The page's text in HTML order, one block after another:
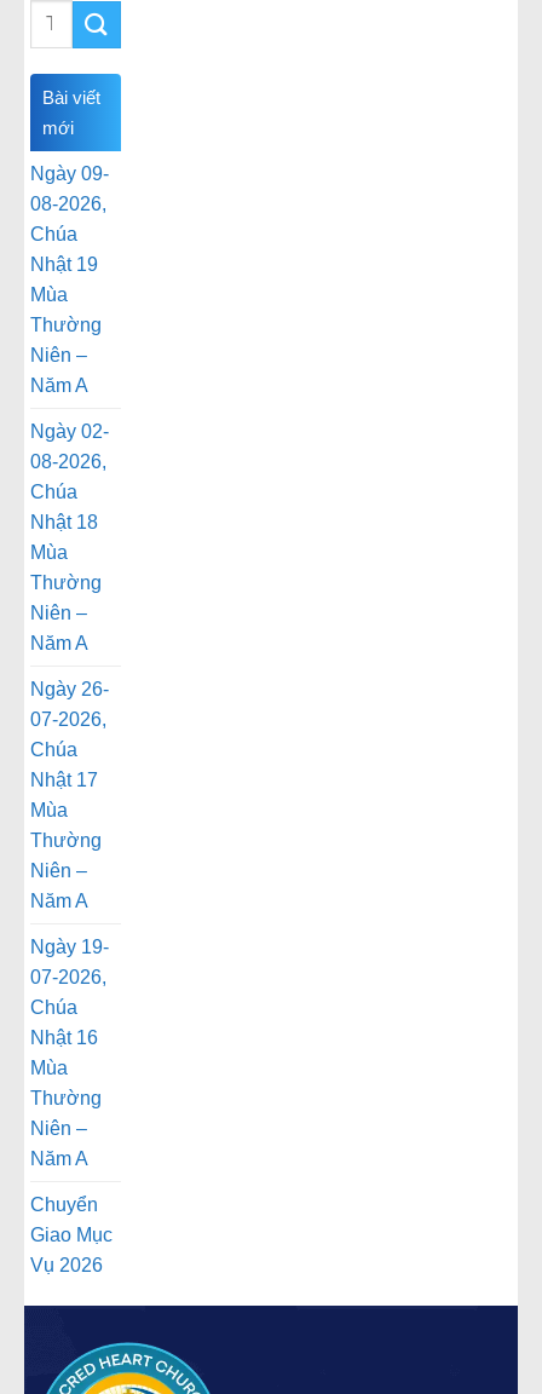
Bài viết
mới
Ngày 09-
08-2026,
Chúa
Nhật 19
Mùa
Thường
Niên –
Năm A
Ngày 02-
08-2026,
Chúa
Nhật 18
Mùa
Thường
Niên –
Năm A
Ngày 26-
07-2026,
Chúa
Nhật 17
Mùa
Thường
Niên –
Năm A
Ngày 19-
07-2026,
Chúa
Nhật 16
Mùa
Thường
Niên –
Năm A
Chuyển
Giao Mục
Vụ 2026